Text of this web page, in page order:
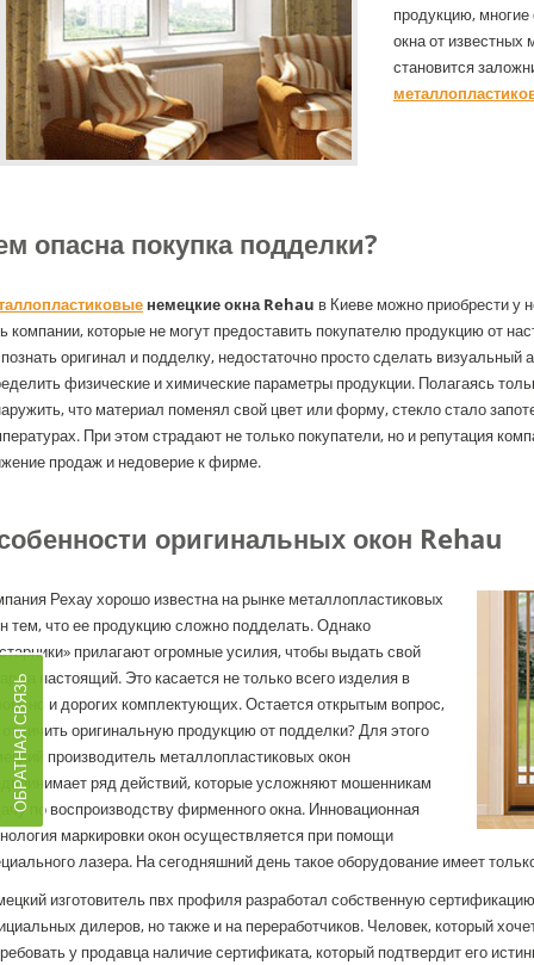
продукцию,
окна от известных
становится
опасна покупка подделки?
немецкие окна Rehau в Киеве можно приобрести у
компании, которые не могут предоставить покупателю продукцию от
оригинал и подделку, недостаточно просто сделать
физические и химические параметры продукции. Полагаясь
что материал поменял свой цвет или форму, стекло стало
При этом страдают не только покупатели, но и репутация
продаж и недоверие к фирме.
оригинальных окон Rehau
Рехау хорошо известна на рынке металлопластиковых
тем, что ее продукцию сложно подделать. Однако
прилагают огромные усилия, чтобы выдать свой
за настоящий. Это касается не только всего изделия в
но и дорогих комплектующих. Остается открытым вопрос,
отличить оригинальную продукцию от подделки? Для этого
производитель металлопластиковых окон
ряд действий, которые усложняют мошенникам
по воспроизводству фирменного окна. Инновационная
маркировки окон осуществляется при помощи
лазера. На сегодняшний день такое оборудование имеет
изготовитель пвх профиля разработал собственную
дилеров, но также и на переработчиков. Человек, который
у продавца наличие сертификата, который подтвердит его
ОБРАТНАЯ СВЯЗЬ